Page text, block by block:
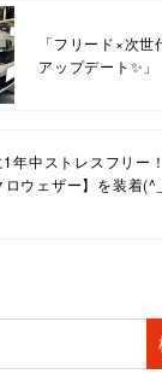
「フリード×次
アップデート✨」
年中ストレスフリー！
ウェザー】を装着(^_